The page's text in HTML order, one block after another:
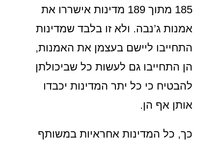
185 מתוך 189 מדינות אישררו את
אמנות ג’נבה. ולא זו בלבד שמדינות
התחייבו ליישם בעצמן את האמנות,
הן התחייבו גם לעשות כל שביכולתן
להבטיח כי כל יתר המדינות יכבדו
אותן אף הן.
כך, כל המדינות אחראיות במשותף